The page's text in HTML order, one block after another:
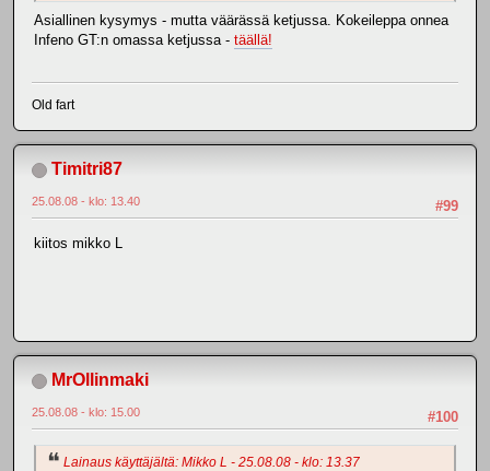
Asiallinen kysymys - mutta väärässä ketjussa. Kokeileppa onnea
Infeno GT:n omassa ketjussa - täällä!
Old fart
Timitri87
#99
25.08.08 - klo: 13.40
kiitos mikko L
MrOllinmaki
#100
25.08.08 - klo: 15.00
Lainaus käyttäjältä: Mikko L - 25.08.08 - klo: 13.37